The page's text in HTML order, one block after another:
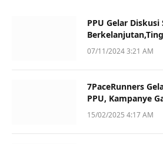
PPU Gelar Diskusi
dan Kualitas
07/11/2024 3:21 AM
7PaceRunners
PPU, Kampanye
Dukung UMKM
15/02/2025 4:17 AM